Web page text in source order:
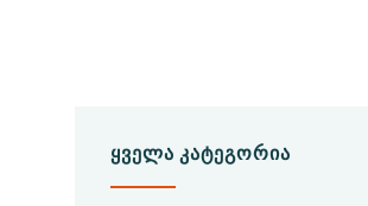
ᲧᲕᲔᲚᲐ ᲙᲐᲢᲔᲒᲝᲠᲘᲐ